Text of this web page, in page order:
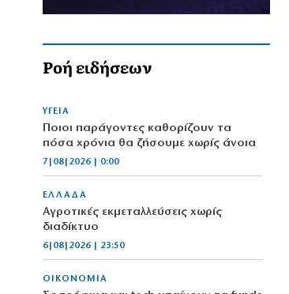
Ροή ειδήσεων
ΥΓΕΙΑ
Ποιοι παράγοντες καθορίζουν τα
πόσα χρόνια θα ζήσουμε χωρίς άνοια
7|08|2026 | 0:00
ΕΛΛΑΔΑ
Αγροτικές εκμεταλλεύσεις χωρίς
διαδίκτυο
6|08|2026 | 23:50
ΟΙΚΟΝΟΜΙΑ